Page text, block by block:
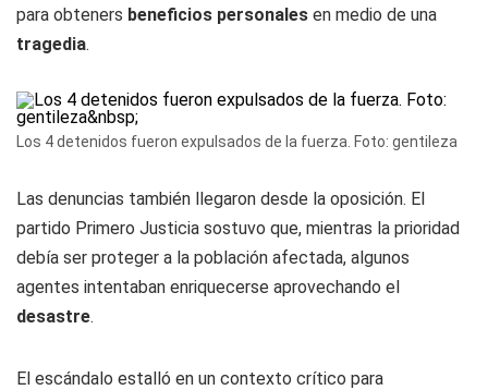
para obteners beneficios personales en medio de una
tragedia.
Los 4 detenidos fueron expulsados de la fuerza. Foto: gentileza
Las denuncias también llegaron desde la oposición. El
partido Primero Justicia sostuvo que, mientras la prioridad
debía ser proteger a la población afectada, algunos
agentes intentaban enriquecerse aprovechando el
desastre.
El escándalo estalló en un contexto crítico para